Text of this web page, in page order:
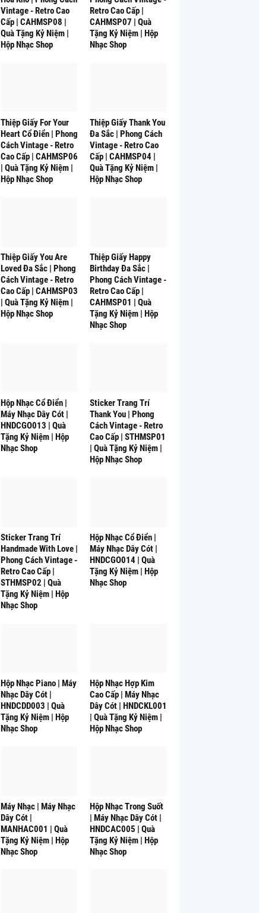
Vintage - Retro Cao
Cấp | CAHMSP08 |
Quà Tặng Kỷ Niệm |
Hộp Nhạc Shop
Retro Cao Cấp |
CAHMSP07 | Quà
Tặng Kỷ Niệm | Hộp
Nhạc Shop
Thiệp Giấy For Your
Heart Cổ Điển | Phong
Cách Vintage - Retro
Cao Cấp | CAHMSP06
| Quà Tặng Kỷ Niệm |
Hộp Nhạc Shop
Thiệp Giấy Thank You
Đa Sắc | Phong Cách
Vintage - Retro Cao
Cấp | CAHMSP04 |
Quà Tặng Kỷ Niệm |
Hộp Nhạc Shop
Thiệp Giấy You Are
Loved Đa Sắc | Phong
Cách Vintage - Retro
Cao Cấp | CAHMSP03
| Quà Tặng Kỷ Niệm |
Hộp Nhạc Shop
Thiệp Giấy Happy
Birthday Đa Sắc |
Phong Cách Vintage -
Retro Cao Cấp |
CAHMSP01 | Quà
Tặng Kỷ Niệm | Hộp
Nhạc Shop
Hộp Nhạc Cổ Điển |
Máy Nhạc Dây Cót |
HNDCGO013 | Quà
Tặng Kỷ Niệm | Hộp
Nhạc Shop
Sticker Trang Trí
Thank You | Phong
Cách Vintage - Retro
Cao Cấp | STHMSP01
| Quà Tặng Kỷ Niệm |
Hộp Nhạc Shop
Sticker Trang Trí
Handmade With Love |
Phong Cách Vintage -
Retro Cao Cấp |
STHMSP02 | Quà
Tặng Kỷ Niệm | Hộp
Nhạc Shop
Hộp Nhạc Cổ Điển |
Máy Nhạc Dây Cót |
HNDCGO014 | Quà
Tặng Kỷ Niệm | Hộp
Nhạc Shop
Hộp Nhạc Piano | Máy
Nhạc Dây Cót |
HNDCDD003 | Quà
Tặng Kỷ Niệm | Hộp
Nhạc Shop
Hộp Nhạc Hợp Kim
Cao Cấp | Máy Nhạc
Dây Cót | HNDCKL001
| Quà Tặng Kỷ Niệm |
Hộp Nhạc Shop
Máy Nhạc | Máy Nhạc
Dây Cót |
MANHAC001 | Quà
Tặng Kỷ Niệm | Hộp
Nhạc Shop
Hộp Nhạc Trong Suốt
| Máy Nhạc Dây Cót |
HNDCAC005 | Quà
Tặng Kỷ Niệm | Hộp
Nhạc Shop